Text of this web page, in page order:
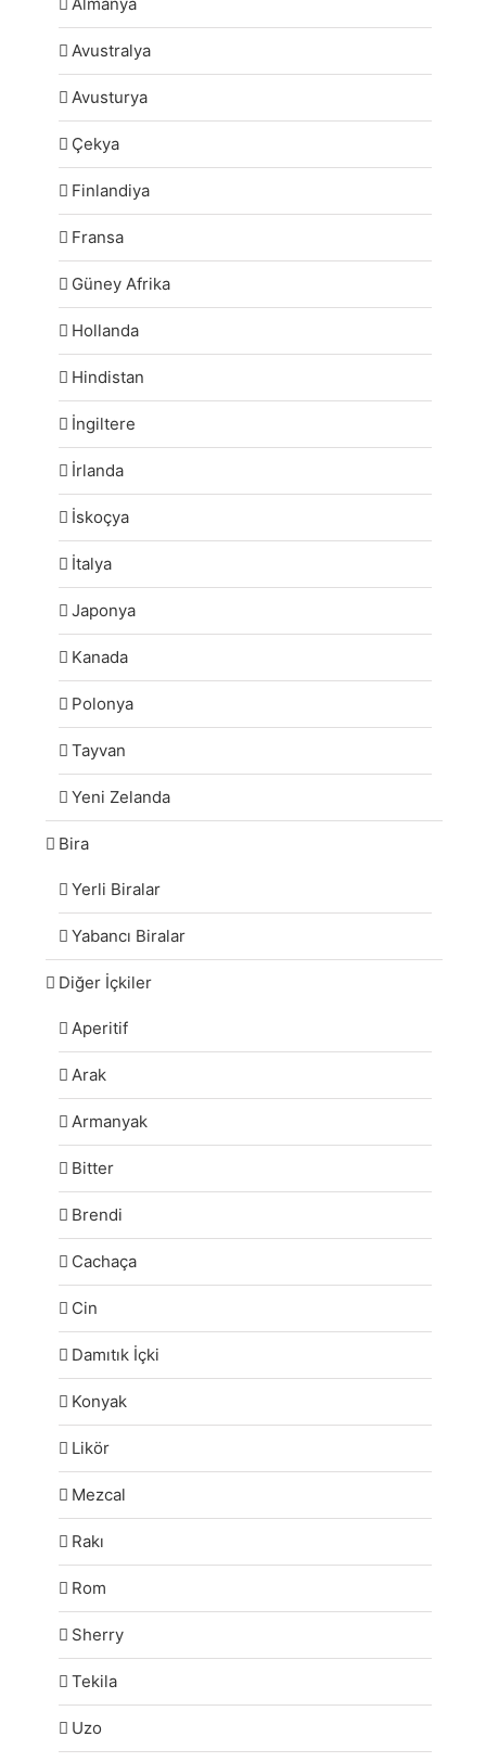
Avustralya
Avusturya
Çekya
Finlandiya
Fransa
Güney Afrika
Hollanda
Hindistan
İngiltere
İrlanda
İskoçya
İtalya
Japonya
Kanada
Polonya
Tayvan
Yeni Zelanda
Bira
Yerli Biralar
Yabancı Biralar
Diğer İçkiler
Aperitif
Arak
Armanyak
Bitter
Brendi
Cachaça
Cin
Damıtık İçki
Konyak
Likör
Mezcal
Rakı
Rom
Sherry
Tekila
Uzo